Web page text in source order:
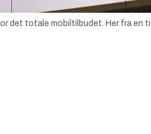
det totale mobiltilbudet. Her fra en